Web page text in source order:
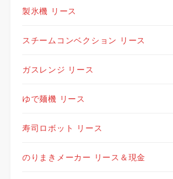
製氷機 リース
スチームコンベクション リース
ガスレンジ リース
ゆで麺機 リース
寿司ロボット リース
のりまきメーカー リース＆現金